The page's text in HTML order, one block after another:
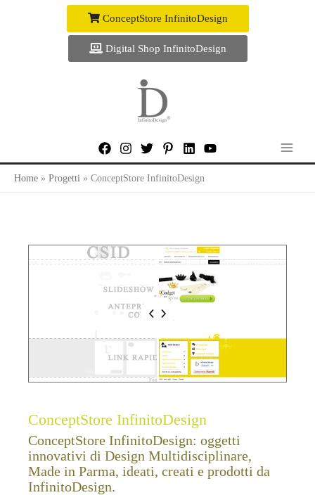
ConceptStore InfinitoDesign
Digital Shop InfinitoDesign
Home Progetti ConceptStore InfinitoDesign
ConceptStore InfinitoDesign
ConceptStore InfinitoDesign: oggetti
innovativi di Design Multidisciplinare,
Made in Parma, ideati, creati e prodotti da
InfinitoDesign.